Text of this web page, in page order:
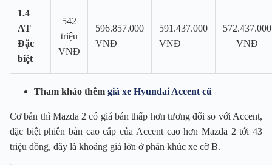
1.4
AT
Đặc
biệt
542
triệu
VNĐ
596.857.000
VNĐ
591.437.000
VNĐ
572.437.000
VNĐ
Tham khảo thêm giá xe Hyundai Accent cũ
Cơ bản thì Mazda 2 có giá bán thấp hơn tương đối so với Accent,
đặc biệt phiên bản cao cấp của Accent cao hơn Mazda 2 tới 43
triệu đồng, đây là khoảng giá lớn ở phân khúc xe cỡ B.